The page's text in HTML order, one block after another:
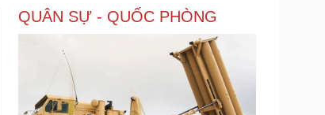
QUÂN SỰ - QUỐC PHÒNG